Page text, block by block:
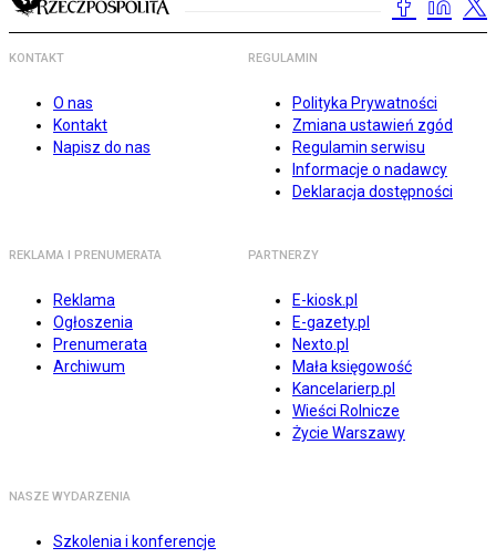
KONTAKT
O nas
Kontakt
Napisz do nas
REGULAMIN
Polityka Prywatności
Zmiana ustawień zgód
Regulamin serwisu
Informacje o nadawcy
Deklaracja dostępności
REKLAMA I PRENUMERATA
Reklama
Ogłoszenia
Prenumerata
Archiwum
PARTNERZY
E-kiosk.pl
E-gazety.pl
Nexto.pl
Mała księgowość
Kancelarierp.pl
Wieści Rolnicze
Życie Warszawy
NASZE WYDARZENIA
Szkolenia i konferencje